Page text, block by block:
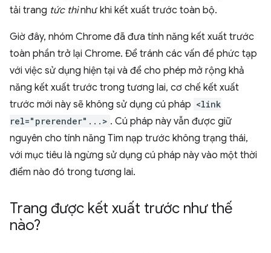
tải trang tức thìnhư khi kết xuất trước toàn bộ.
Giờ đây, nhóm Chrome đã đưa tính năng kết xuất trước
toàn phần trở lại Chrome. Để tránh các vấn đề phức tạp
với việc sử dụng hiện tại và để cho phép mở rộng khả
năng kết xuất trước trong tương lai, cơ chế kết xuất
trước mới này sẽ không sử dụng cú pháp <link
rel="prerender"...> . Cú pháp này vẫn được giữ
nguyên cho tính năng Tìm nạp trước không trạng thái,
với mục tiêu là ngừng sử dụng cú pháp này vào một thời
điểm nào đó trong tương lai.
Trang được kết xuất trước như thế
nào?